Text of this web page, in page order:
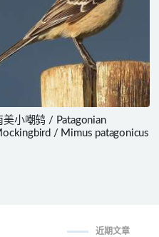
美小嘲鸫 / Patagonian
/ Mimus patagonicus
近期文章